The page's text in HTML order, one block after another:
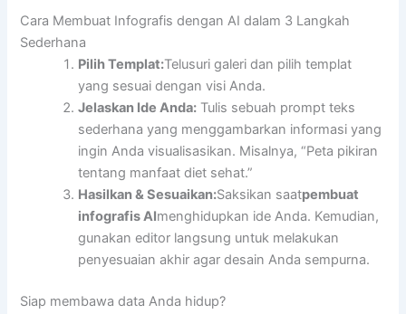
Cara Membuat Infografis dengan AI dalam 3 Langkah
Sederhana
Pilih Templat:Telusuri galeri dan pilih templat
yang sesuai dengan visi Anda.
Jelaskan Ide Anda: Tulis sebuah prompt teks
sederhana yang menggambarkan informasi yang
ingin Anda visualisasikan. Misalnya, “Peta pikiran
tentang manfaat diet sehat.”
Hasilkan & Sesuaikan:Saksikan saatpembuat
infografis AImenghidupkan ide Anda. Kemudian,
gunakan editor langsung untuk melakukan
penyesuaian akhir agar desain Anda sempurna.
Siap membawa data Anda hidup?